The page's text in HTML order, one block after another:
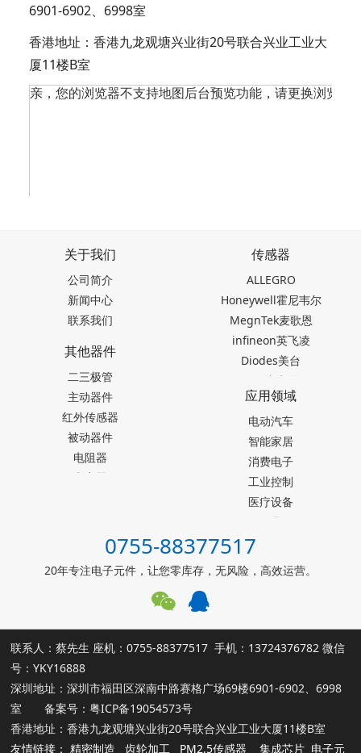
6901-6902、6998室
香港地址：香港九龙观塘兴业街20号联合兴业工业大
厦11楼B室
关于我们
公司简介
新闻中心
联系我们
传感器
ALLEGRO
Honeywell霍尼韦尔
MegnTek麦歌恩
infineon英飞凌
Diodes美台
TDK东电化
SEIKO精工
Akm旭化成
Melexis迈来芯
NICERA尼塞拉
TI德州仪器
台产松术songhall
ST意法半导体
罗姆ROHM
其他器件
二三极管
主动器件
红外传感器
被动器件
电阻器
电容器
应用领域
电动汽车
智能家居
消费电子
工业控制
医疗设备
仪器仪表
能源设施
0755-88377517
20年专注电子元件，让您零库存，无风险，高效运营。
联系人：蔡先生 座机：0755-88377517 手机：13724376782 微信
号：YKY16888
深圳地址：深圳市福田区深南中路赛格广场69楼6901-6902、6998
室 备案号：粤ICP备19054573号
香港地址：香港九龙观塘兴业街20号联合兴业工业大厦11楼B室
友情链接：精密制造 齿轮加工 PM2.5传感器 集成芯片 电子元